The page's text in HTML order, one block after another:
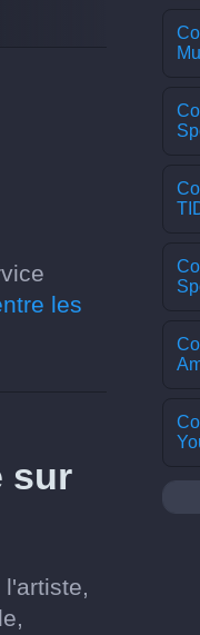
les
sur